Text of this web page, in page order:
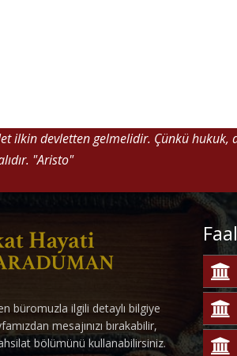
ilkin devletten gelmelidir. Çünkü
"Aristo"
büromuzla ilgili detaylı bilgiye
mesajınızı bırakabilir,
bölümünü kullanabilirsiniz.